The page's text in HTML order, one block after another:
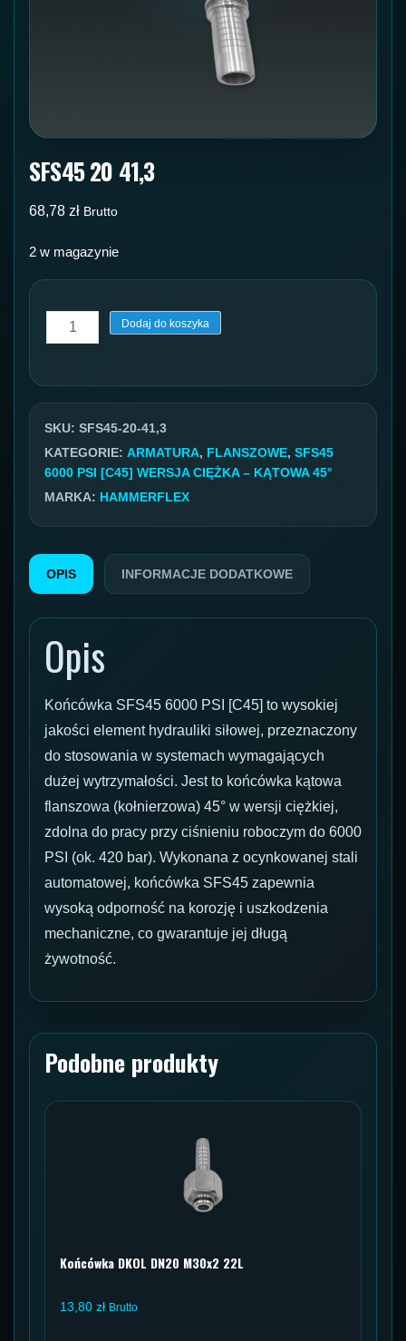
SFS45 20 41,3
68,78 zł Brutto
2 w magazynie
ilość
SFS45
Dodaj do koszyka
SKU: SFS45-20-41,3
KATEGORIE: ARMATURA, FLANSZOWE, SFS45
6000 PSI [C45] WERSJA CIĘŻKA – KĄTOWA 45°
MARKA: HAMMERFLEX
OPIS INFORMACJE DODATKOWE
Opis
Końcówka SFS45 6000 PSI [C45] to wysokiej
jakości element hydrauliki siłowej, przeznaczony
do stosowania w systemach wymagających
dużej wytrzymałości. Jest to końcówka kątowa
flanszowa (kołnierzowa) 45° w wersji ciężkiej,
zdolna do pracy przy ciśnieniu roboczym do 6000
PSI (ok. 420 bar). Wykonana z ocynkowanej stali
automatowej, końcówka SFS45 zapewnia
wysoką odporność na korozję i uszkodzenia
mechaniczne, co gwarantuje jej długą
żywotność.
Podobne produkty
Końcówka DKOL DN20 M30x2 22L
13,80 zł Brutto